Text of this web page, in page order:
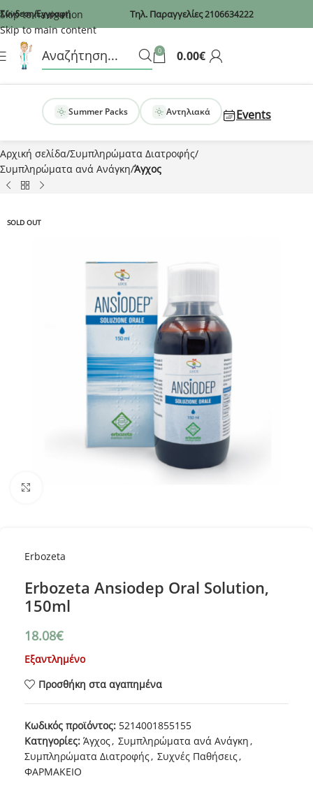
Recaptcha
Skip to navigation
Skip to main content
Σύνδεση/Εγγραφή Τηλ. Παραγγελίες2106634222
0 0.00€
Summer Packs Αντηλιακά Events
Αρχική σελίδα Συμπληρώματα Διατροφής
Συμπληρώματα ανά Ανάγκη Άγχος
SOLD OUT
Erbozeta
Erbozeta Ansiodep Oral Solution,
150ml
18.08€
Εξαντλημένο
Προσθήκη στα αγαπημένα
Κωδικός προϊόντος: 5214001855155
Κατηγορίες: Άγχος, Συμπληρώματα ανά Ανάγκη,
Συμπληρώματα Διατροφής, Συχνές Παθήσεις,
ΦΑΡΜΑΚΕΙΟ